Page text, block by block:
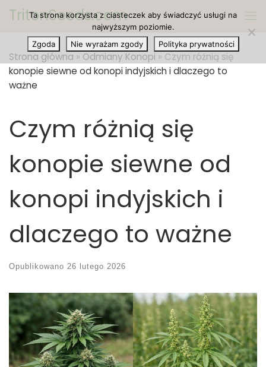
Przejdź do treści
TritonSeeds.com
Strona główna » Odmiany Konopi » Czym różnią się
konopie siewne od konopi indyjskich i dlaczego to
ważne
Czym różnią się
konopie siewne od
konopi indyjskich i
dlaczego to ważne
Opublikowano 26 lutego 2026
Ta strona korzysta z ciasteczek aby świadczyć usługi na
najwyższym poziomie.
Zgoda
Nie wyrażam zgody Polityka prywatności